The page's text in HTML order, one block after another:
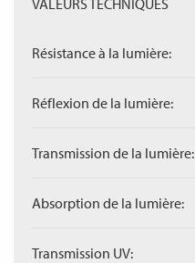
VALEURS TECHNIQUES
Résistance à la lumière:
Réflexion de la lumière:
Transmission de la lumière:
Absorption de la lumière:
Transmission UV: